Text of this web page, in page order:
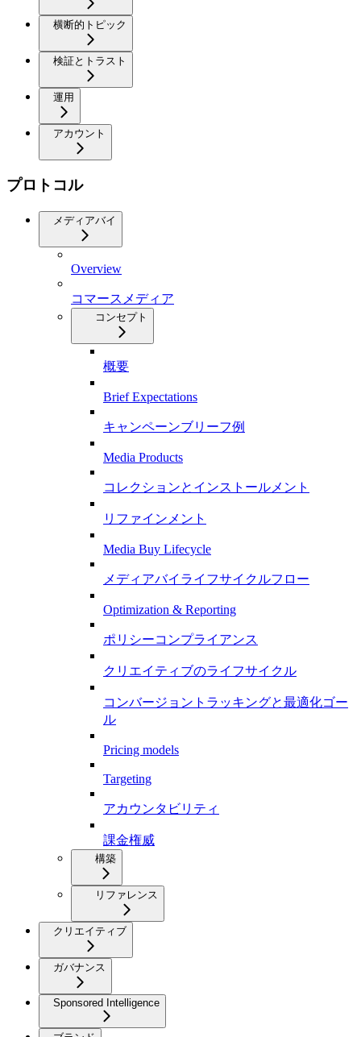
横断的トピック
検証とトラスト
運用
アカウント
プロトコル
メディアバイ
Overview
コマースメディア
コンセプト
概要
Brief Expectations
キャンペーンブリーフ例
Media Products
コレクションとインストールメント
リファインメント
Media Buy Lifecycle
メディアバイライフサイクルフロー
Optimization & Reporting
ポリシーコンプライアンス
クリエイティブのライフサイクル
コンバージョントラッキングと最適化ゴー
ル
Pricing models
Targeting
アカウンタビリティ
課金権威
構築
リファレンス
クリエイティブ
ガバナンス
Sponsored Intelligence